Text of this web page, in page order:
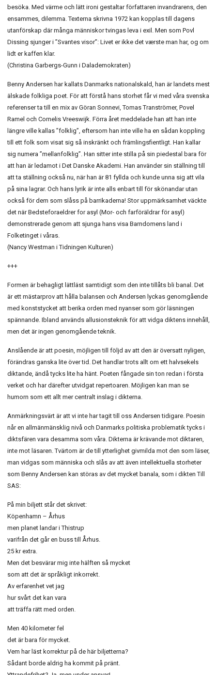
besöka. Med värme och lätt ironi gestaltar författaren invandrarens, den
ensammes, dilemma. Texterna skrivna 1972 kan kopplas till dagens
utanförskap där många människor tvingas leva i exil. Men som Povl
Dissing sjunger i ”Svantes visor”: Livet er ikke det værste man har, og om
lidt er kaffen klar.
(Christina Garbergs-Gunn i Dalademokraten)
Benny Andersen har kallats Danmarks nationalskald, han är landets mest
älskade folkliga poet. För att förstå hans storhet får vi med våra svenska
referenser ta till en mix av Göran Sonnevi, Tomas Tranströmer, Povel
Ramel och Cornelis Vreeswijk. Förra året meddelade han att han inte
längre ville kallas ”folklig”, eftersom han inte ville ha en sådan koppling
till ett folk som visat sig så inskränkt och främlingsfientligt. Han kallar
sig numera ”mellanfolklig”. Han sitter inte stilla på sin piedestal bara för
att han är ledamot i Det Danske Akademi. Han använder sin ställning till
att ta ställning också nu, när han är 81 fyllda och kunde unna sig att vila
på sina lagrar. Och hans lyrik är inte alls enbart till för skönandar utan
också för dem som slåss på barrikaderna! Stor uppmärksamhet väckte
det när Bedsteforaeldrer for asyl (Mor- och farföräldrar för asyl)
demonstrerade genom att sjunga hans visa Barndomens land i
Folketinget i våras.
(Nancy Westman i Tidningen Kulturen)
+++
Formen är behagligt lättläst samtidigt som den inte tillåts bli banal. Det
är ett mästarprov att hålla balansen och Andersen lyckas genomgående
med konststycket att berika orden med nyanser som gör läsningen
spännande. Ibland används allusionsteknik för att vidga diktens innehåll,
men det är ingen genomgående teknik.
Anslående är att poesin, möjligen till följd av att den är översatt nyligen,
förändras ganska lite över tid. Det handlar trots allt om ett halvsekels
diktande, ändå tycks lite ha hänt. Poeten fångade sin ton redan i första
verket och har därefter utvidgat repertoaren. Möjligen kan man se
humorn som ett allt mer centralt inslag i dikterna.
Anmärkningsvärt är att vi inte har tagit till oss Andersen tidigare. Poesin
når en allmänmänsklig nivå och Danmarks politiska problematik tycks i
diktsfären vara desamma som våra. Dikterna är krävande mot diktaren,
inte mot läsaren. Tvärtom är de till ytterlighet givmilda mot den som läser,
man vidgas som människa och slås av att även intellektuella storheter
som Benny Andersen kan störas av det mycket banala, som i dikten Till
SAS:
På min biljett står det skrivet:
Köpenhamn – Århus
men planet landar i Thistrup
varifrån det går en buss till Århus.
25 kr extra.
Men det besvärar mig inte hälften så mycket
som att det är språkligt inkorrekt.
Av erfarenhet vet jag
hur svårt det kan vara
att träffa rätt med orden.
Men 40 kilometer fel
det är bara för mycket.
Vem har läst korrektur på de här biljetterna?
Sådant borde aldrig ha kommit på pränt.